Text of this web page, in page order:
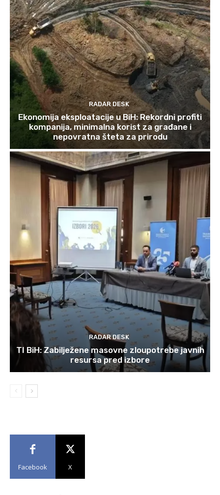
RADAR DESK
Ekonomija eksploatacije u BiH: Rekordni profiti
kompanija, minimalna korist za građane i
nepovratna šteta za prirodu
RADAR DESK
TI BiH: Zabilježene masovne zloupotrebe javnih
resursa pred izbore
Facebook X